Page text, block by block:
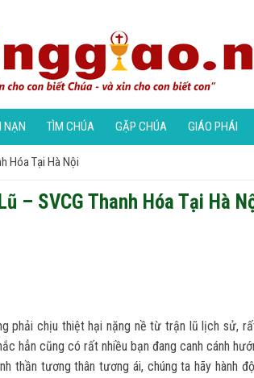
NẠN TÌM CHÚA GẶP CHÚA GIÁO PHÁI
Hóa Tại Hà Nội
– SVCG Thanh Hóa Tại Hà
phải chịu thiệt hại nặng nề từ trận lũ lịch sử,
hẳn cũng có rất nhiều bạn đang canh cánh
thần tương thân tương ái, chúng ta hãy hành